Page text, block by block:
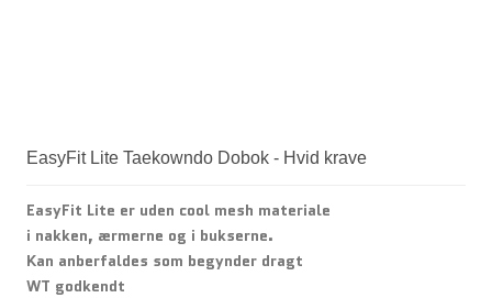
EasyFit Lite Taekowndo Dobok - Hvid krave
EasyFit Lite er uden cool mesh materiale
i nakken, ærmerne og i bukserne.
Kan anberfaldes som begynder dragt
WT godkendt